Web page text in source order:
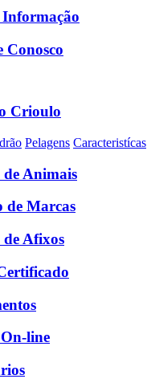
Informação
Conosco
Crioulo
Pelagens Caracteristícas
de Animais
de Marcas
de Afixos
line